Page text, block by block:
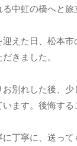
中虹の橋へと旅
えた日、松本市
きました。
別れした後、
ます。後悔する
丁寧に、送っ